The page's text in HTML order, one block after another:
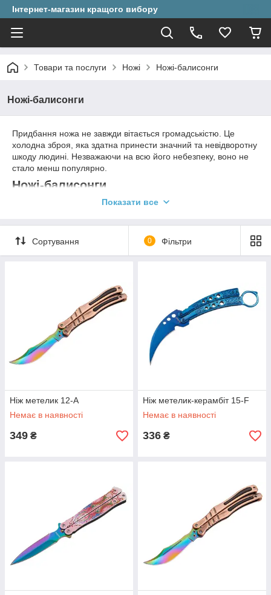
Інтернет-магазин кращого вибору
Товари та послуги Ножі Ножі-балисонги
Ножі-балисонги
Придбання ножа не завжди вітається громадськістю. Це
холодна зброя, яка здатна принести значний та невідворотну
шкоду людині. Незважаючи на всю його небезпеку, воно не
стало менш популярно.
Ножі-балисонги
Про походження цих ножів
зручність використання
примірник індивідуальним і
примірники, виготовлені з
високоякісних матеріалів.
Рукояті оформлені з допомогою дерева або гравірованого
металу.
Ніж-метелик – це непросто спосіб захисту, а ціле мистецтво.
доступні і вам! Ви ще не навчилися виконувати різноманітні
трюки з його участю, тоді вас має зацікавити нашу
пропозицію. Наш магазин пропонує вам купити ніж-метелик
різних стилів і варіантів. Моделі бувають:
і його призначення, тому ви швидко визначитеся з вибором.
Показати все
Сортування 0 Фільтри
Ніж метелик 12-A
Немає в наявності
349 ₴
Ніж метелик-керамбіт 15-F
Немає в наявності
336 ₴